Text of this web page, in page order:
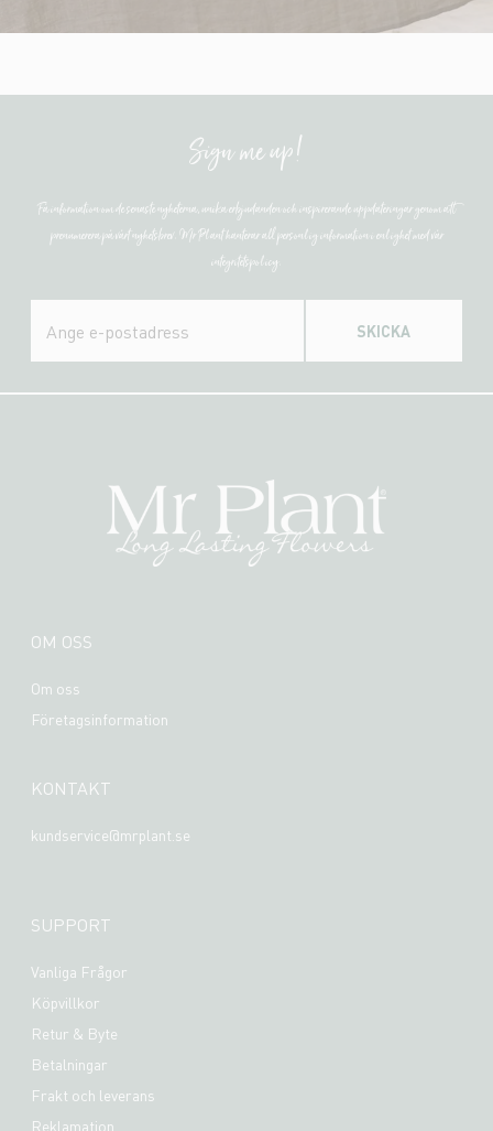
Sign me up!
Få information om de senaste nyheterna, unika erbjudanden och inspirerande uppdateringar genom att
prenumerera på vårt nyhetsbrev. Mr Plant hanterar all personlig information i enlighet med vår
integritetspolicy.
SKICKA
OM OSS
Om oss
Företagsinformation
KONTAKT
kundservice@mrplant.se
SUPPORT
Vanliga Frågor
Köpvillkor
Retur & Byte
Betalningar
Frakt och leverans
Reklamation